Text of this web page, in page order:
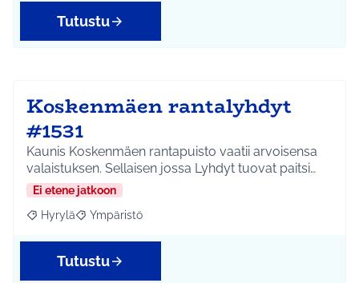
Tutustu
Koskenmäen rantalyhdyt
#1531
Kaunis Koskenmäen rantapuisto vaatii arvoisensa
valaistuksen. Sellaisen jossa Lyhdyt tuovat paitsi…
Ei etene jatkoon
Rajaa tulokset aihepiirin mukaan: Hyrylä
Hyrylä Rajaa tulokset teeman mukaan: Ympäristö
Ympäristö
Tutustu